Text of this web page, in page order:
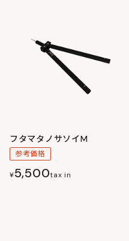
フタマタノサソイM
参考価格
¥5,500tax in